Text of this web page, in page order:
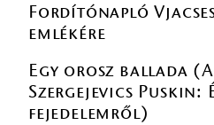
Fordítónapló
emlékére
Egy orosz ballada
Szergejevics Puskin:
fejedelemről)